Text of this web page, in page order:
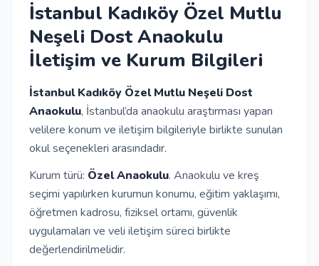
Giriş Yap
Kayıt Ol
Okul Ekle
İstanbul Kadıköy Özel Mutlu
Neşeli Dost Anaokulu
İletişim ve Kurum Bilgileri
İstanbul Kadıköy Özel Mutlu Neşeli Dost
Anaokulu, İstanbul’da anaokulu araştırması yapan
velilere konum ve iletişim bilgileriyle birlikte sunulan
okul seçenekleri arasındadır.
Kurum türü: Özel Anaokulu. Anaokulu ve kreş
seçimi yapılırken kurumun konumu, eğitim yaklaşımı,
öğretmen kadrosu, fiziksel ortamı, güvenlik
uygulamaları ve veli iletişim süreci birlikte
değerlendirilmelidir.